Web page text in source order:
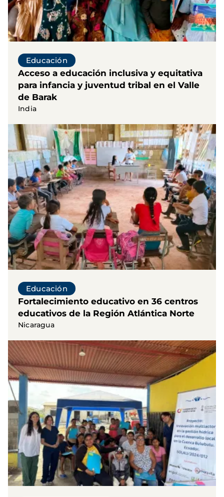
Educación
Acceso a educación inclusiva y equitativa
para infancia y juventud tribal en el Valle
de Barak
India
Educación
Fortalecimiento educativo en 36 centros
educativos de la Región Atlántica Norte
Nicaragua